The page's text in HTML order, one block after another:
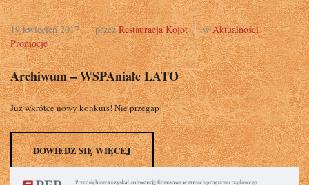
19 kwiecień 2017 przezRestauracja Kojot wAktualności
Promocje
Archiwum – WSPAniałe LATO
Już wkrótce nowy konkurs! Nie przegap!
DOWIEDZ SIĘ WIĘCEJ